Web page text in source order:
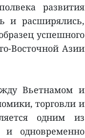
развития
и расширялись,
успешного
Восточной Азии
Вьетнамом и
торговли и
одним из
и одновременно